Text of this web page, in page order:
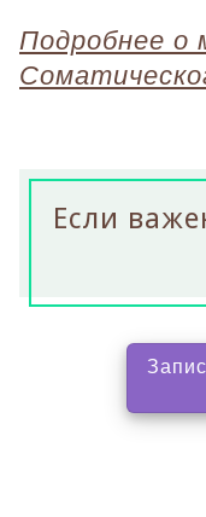
Подробнее о
Если